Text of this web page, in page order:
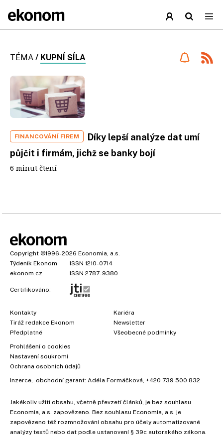
TÉMA / KUPNÍ SÍLA
FINANCOVÁNÍ FIREM
Díky lepší analýze dat umí
půjčit i firmám, jichž se banky bojí
6 minut čtení
Copyright ©1996-2026 Economia, a.s.
Týdeník Ekonom
ISSN 1210-0714
ekonom.cz
ISSN 2787-9380
Certifikováno:
Kontakty
Tiráž redakce Ekonom
Předplatné
Kariéra
Newsletter
Všeobecné podmínky
Prohlášení o cookies
Nastavení soukromí
Ochrana osobních údajů
Inzerce , obchodní garant: Adéla Formáčková +420 739 500 832
Jakékoliv užití obsahu, včetně převzetí článků, je bez souhlasu
Economia, a.s. zapovězeno. Bez souhlasu Economia, a.s. je
zapovězeno též rozmnožování obsahu pro účely automatizované
analýzy textů nebo dat podle ustanovení § 39c autorského zákona.